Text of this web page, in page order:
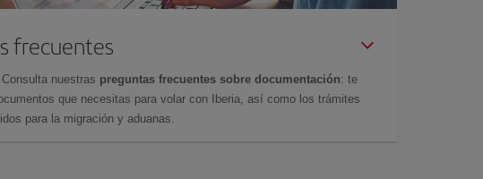
frecuentes
nuestras preguntas frecuentes sobre documentación: te
que necesitas para volar con Iberia, así como los trámites
para la migración y aduanas.